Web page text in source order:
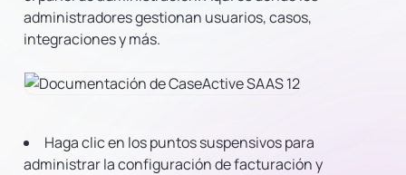
administradores gestionan usuarios, casos,
integraciones y más.
Haga clic en los puntos suspensivos para
administrar la configuración de facturación y